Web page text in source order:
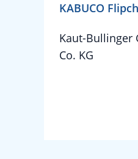
KABUCO
Kaut-Bullinger
Co. KG